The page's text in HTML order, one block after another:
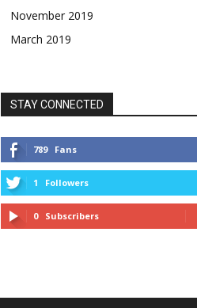
November 2019
March 2019
STAY CONNECTED
789 Fans
1 Followers
0 Subscribers